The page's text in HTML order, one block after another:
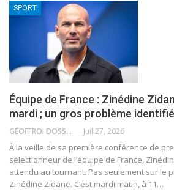
SPORT
Équipe de France : Zinédine
mardi ; un gros problème identifié
GÉOFFROI DOSSOU Juil 27, 2026
À la veille de sa première conférence de
sélectionneur de l’équipe de France,
attendu au tournant. Pas seulement sur le
Zinédine Zidane. C’est mardi matin, à 11…